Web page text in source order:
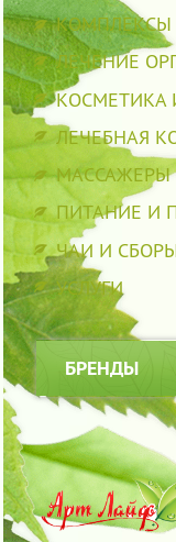
КОМПЛЕКСЫ
ЛЕЧЕНИЕ
КОСМЕТИКА
ЛЕЧЕБНАЯ
МАССАЖЕРЫ
ПИТАНИЕ И
ЧАИ И
УСЛУГИ
БРЕНДЫ